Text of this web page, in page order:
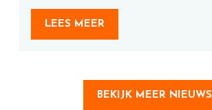
LEES MEER
BEKIJK MEER NIEUWS